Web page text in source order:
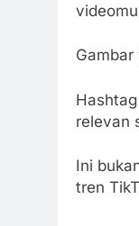
relevan
Ini
tren